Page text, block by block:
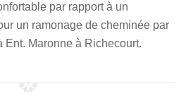
par rapport à un
un ramonage de cheminée par
Ent. Maronne à Richecourt.